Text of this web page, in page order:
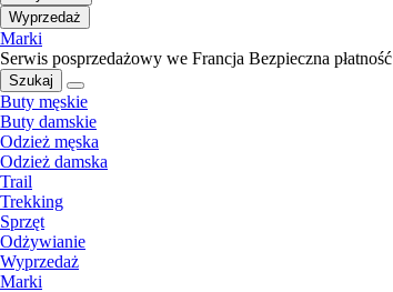
Wyprzedaż
Marki
Serwis posprzedażowy we Francja Bezpieczna płatność
Szukaj
Buty męskie
Buty damskie
Odzież męska
Odzież damska
Trail
Trekking
Sprzęt
Odżywianie
Wyprzedaż
Marki